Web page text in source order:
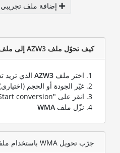
إضافة ملف تجريبي
كيف تحوّل ملف AZW3 إلى ملف WMA؟
اختر ملف AZW3 الذي تريد
غيّر الجودة أو الحجم
انقر على "Start conversion" لتحويل ملفك من
نزّل ملف WMA
جرّب تحويل WMA باستخدام ملف اختبار AZW3